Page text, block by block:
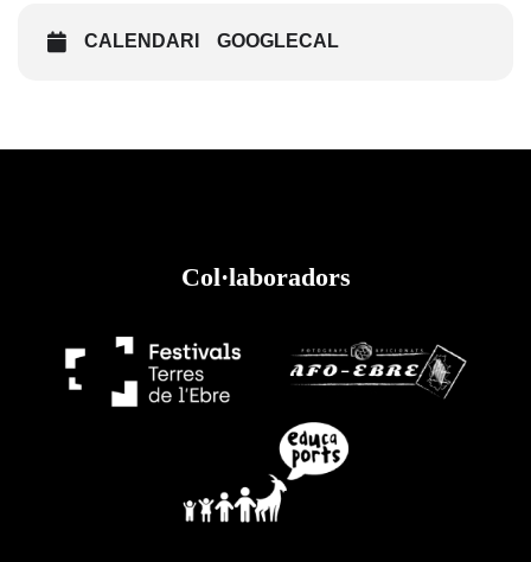
CALENDARI GOOGLECAL
Col·laboradors